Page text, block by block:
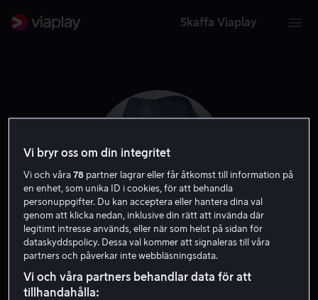
Skaffa Viaplay
Andre Robinson
Skådespelare
Vi bryr oss om din integritet
Vi och våra78 partner lagrar eller får åtkomst till information på
en enhet, som unika ID i cookies, för att behandla
personuppgifter. Du kan acceptera eller hantera dina val
genom att klicka nedan, inklusive din rätt att invända där
legitimt intresse används, eller när som helst på sidan för
dataskyddspolicy. Dessa val kommer att signaleras till våra
partners och påverkar inte webbläsningsdata.
Vi och våra partners behandlar data för att
tillhandahålla: